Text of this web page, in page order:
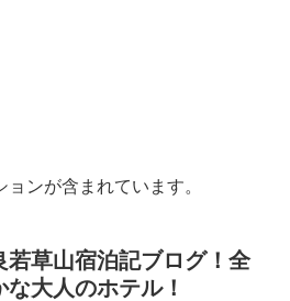
ンが含まれています。
若草山宿泊記ブログ！全
大人のホテル！